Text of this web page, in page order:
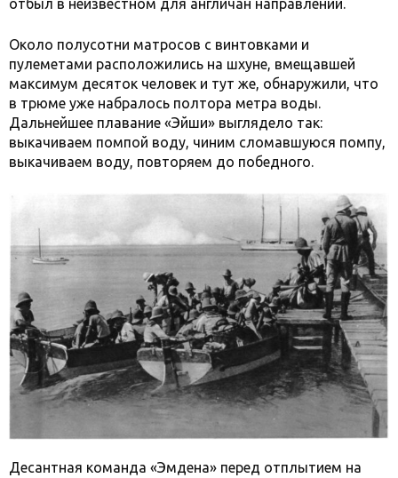
отбыл в неизвестном для англичан направлении.
Около полусотни матросов с винтовками и
пулеметами расположились на шхуне, вмещавшей
максимум десяток человек и тут же, обнаружили, что
в трюме уже набралось полтора метра воды.
Дальнейшее плавание «Эйши» выглядело так:
выкачиваем помпой воду, чиним сломавшуюся помпу,
выкачиваем воду, повторяем до победного.
Десантная команда «Эмдена» перед отплытием на